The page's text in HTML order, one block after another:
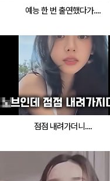
예능 한 번 출연했다가....
점점 내려가더니....